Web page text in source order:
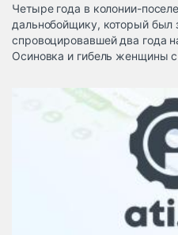
Топливо,
автохимия
Четыре года в колонии-
дальнобойщику, который был
спровоцировавшей два года
Осиновка и гибель женщины